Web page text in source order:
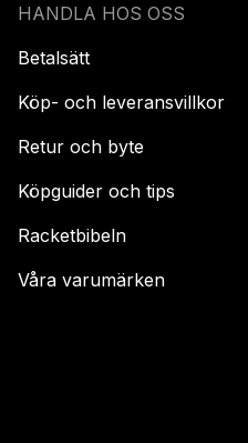
HANDLA HOS OSS
Betalsätt
Köp- och leveransvillkor
Retur och byte
Köpguider och tips
Racketbibeln
Våra varumärken